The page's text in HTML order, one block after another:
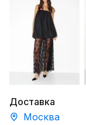
Доставка
Москва